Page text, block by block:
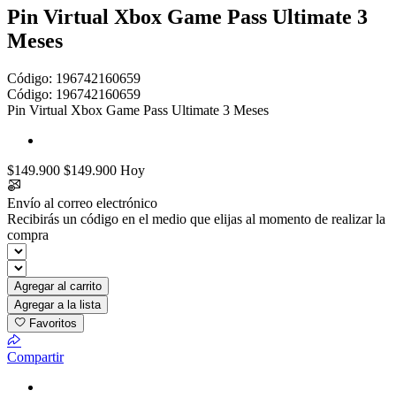
Pin Virtual Xbox Game Pass Ultimate 3
Meses
Código: 196742160659
Toca dos veces para ampliar
Código: 196742160659
Pin Virtual Xbox Game Pass Ultimate 3 Meses
$149.900 $149.900 Hoy
Envío al correo electrónico
Recibirás un código en el medio que elijas al momento de realizar la
compra
Agregar al carrito
Agregar a la lista
Favoritos
Compartir